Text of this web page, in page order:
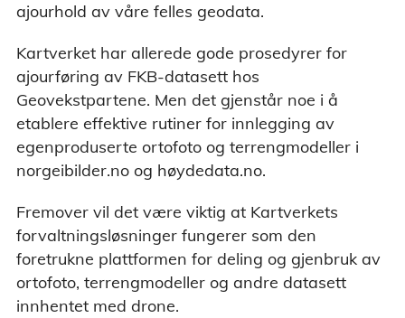
ajourhold av våre felles geodata.
Kartverket har allerede gode prosedyrer for
ajourføring av FKB-datasett hos
Geovekstpartene. Men det gjenstår noe i å
etablere effektive rutiner for innlegging av
egenproduserte ortofoto og terrengmodeller i
norgeibilder.no og høydedata.no.
Fremover vil det være viktig at Kartverkets
forvaltningsløsninger fungerer som den
foretrukne plattformen for deling og gjenbruk av
ortofoto, terrengmodeller og andre datasett
innhentet med drone.